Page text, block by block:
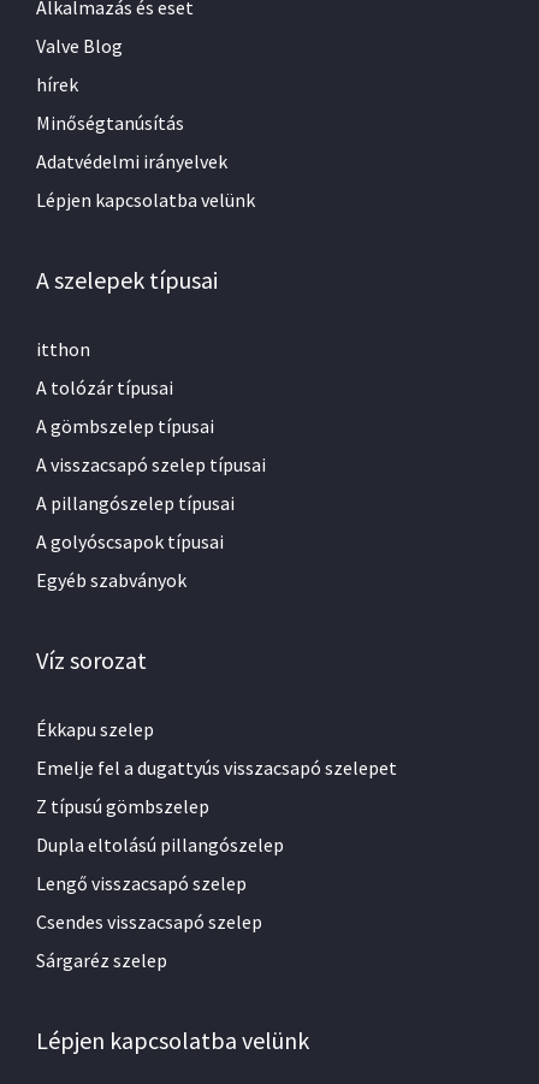
Alkalmazás és eset
Valve Blog
hírek
Minőségtanúsítás
Adatvédelmi irányelvek
Lépjen kapcsolatba velünk
A szelepek típusai
itthon
A tolózár típusai
A gömbszelep típusai
A visszacsapó szelep típusai
A pillangószelep típusai
A golyóscsapok típusai
Egyéb szabványok
Víz sorozat
Ékkapu szelep
Emelje fel a dugattyús visszacsapó szelepet
Z típusú gömbszelep
Dupla eltolású pillangószelep
Lengő visszacsapó szelep
Csendes visszacsapó szelep
Sárgaréz szelep
Lépjen kapcsolatba velünk